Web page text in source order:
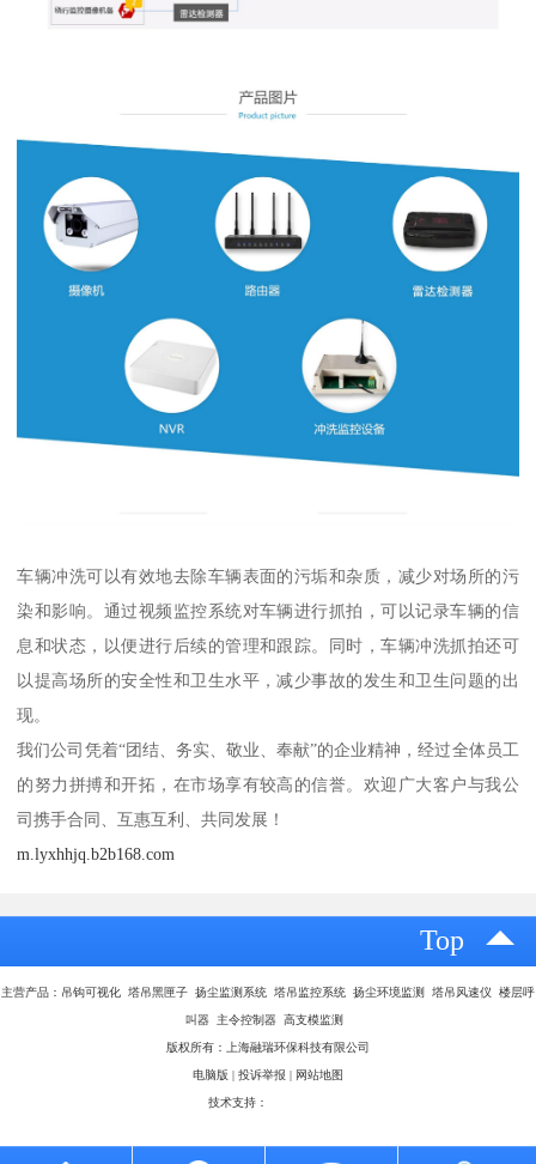
车辆冲洗可以有效地去除车辆表面的污垢和杂质，减少对场所的污
染和影响。通过视频监控系统对车辆进行抓拍，可以记录车辆的信
息和状态，以便进行后续的管理和跟踪。同时，车辆冲洗抓拍还可
以提高场所的安全性和卫生水平，减少事故的发生和卫生问题的出
现。
我们公司凭着“团结、务实、敬业、奉献”的企业精神，经过全体员工
的努力拼搏和开拓，在市场享有较高的信誉。欢迎广大客户与我公
司携手合同、互惠互利、共同发展！
m.lyxhhjq.b2b168.com
Top
主营产品：吊钩可视化 塔吊黑匣子 扬尘监测系统 塔吊监控系统 扬尘环境监测 塔吊风速仪 楼层呼
叫器 主令控制器 高支模监测
版权所有：上海融瑞环保科技有限公司
电脑版 | 投诉举报 | 网站地图
技术支持：